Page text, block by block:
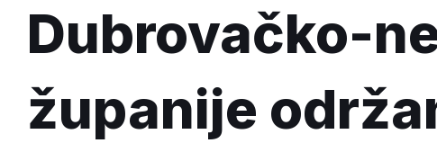
Dubrovačko-
županije